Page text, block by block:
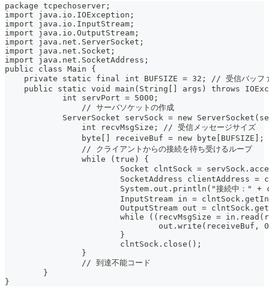
package tcpechoserver;
import java.io.IOException;
import java.io.InputStream;
import java.io.OutputStream;
import java.net.ServerSocket;
import java.net.Socket;
import java.net.SocketAddress;
public class Main {
private static final int BUFSIZE = 32; // 受信バッフ
public static void main(String[] args) throws
	    int servPort = 5000;
		// サーバソケットの作成
ServerSocket servSock = new
		int recvMsgSize; // 受信メッセージサイズ
byte[] receiveBuf = new byte[BUFSIZE];
		// クライアントからの接続を待ち受けるループ
		while (true) {
Socket clntSock =
SocketAddress clientAddress
System.out.println("接続中："
InputStream in =
OutputStream out =
while ((recvMsgSize =
			}
			clntSock.close();
		}
		// 到達不能コード
	}
}